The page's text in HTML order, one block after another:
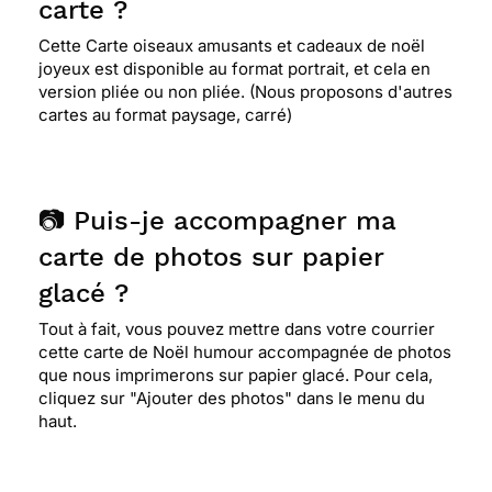
carte ?
Cette Carte oiseaux amusants et cadeaux de noël
joyeux est disponible au format portrait, et cela en
version pliée ou non pliée. (Nous proposons d'autres
cartes au format paysage, carré)
📷 Puis-je accompagner ma
carte de photos sur papier
glacé ?
Tout à fait, vous pouvez mettre dans votre courrier
cette carte de Noël humour accompagnée de photos
que nous imprimerons sur papier glacé. Pour cela,
cliquez sur "Ajouter des photos" dans le menu du
haut.